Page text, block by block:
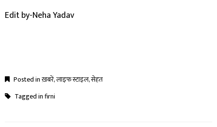
Edit by-Neha Yadav
Posted inख़बरें,लाइफ स्टाइल,सेहत
Tagged infirni